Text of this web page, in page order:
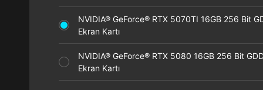
NVIDIA® GeForce® RTX 5070TI 16GB 256 Bit
Ekran Kartı
NVIDIA® GeForce® RTX 5080 16GB 256 Bit
Ekran Kartı